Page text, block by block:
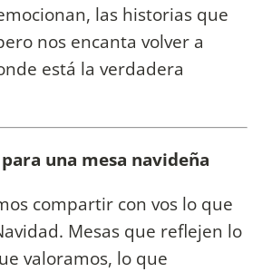
las historias que
nos encanta volver a
está la verdadera
una mesa navideña
compartir con vos lo que
Mesas que reflejen lo
valoramos, lo que